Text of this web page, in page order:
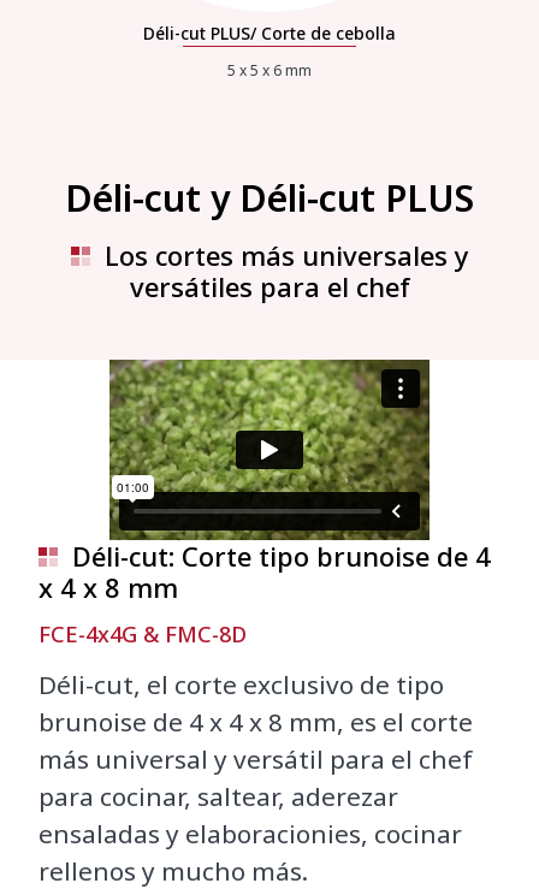
Déli-cut PLUS/ Corte de cebolla
5 x 5 x 6 mm
Déli-cut y Déli-cut PLUS
Los cortes más universales y
versátiles para el chef
Déli-cut: Corte tipo brunoise de 4
x 4 x 8 mm
FCE-4x4G & FMC-8D
Déli-cut, el corte exclusivo de tipo
brunoise de 4 x 4 x 8 mm, es el corte
más universal y versátil para el chef
para cocinar, saltear, aderezar
ensaladas y elaboracionies, cocinar
rellenos y mucho más.